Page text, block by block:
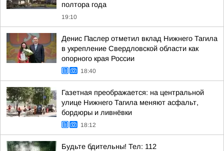
полтора года
19:10
Денис Паслер отметил вклад Нижнего Тагила
в укрепление Свердловской области как
опорного края России
18:40
Газетная преображается: на центральной
улице Нижнего Тагила меняют асфальт,
бордюры и ливнёвки
18:12
Будьте бдительны! Тел: 112